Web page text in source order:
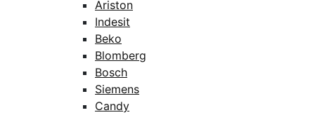
Ariston
Indesit
Beko
Blomberg
Bosch
Siemens
Candy